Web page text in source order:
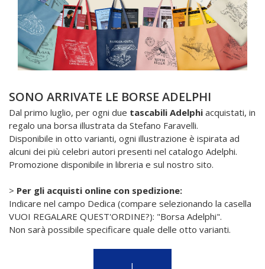
SONO ARRIVATE LE BORSE ADELPHI
Dal primo luglio, per ogni due tascabili Adelphi acquistati, in
regalo una borsa illustrata da Stefano Faravelli.
Disponibile in otto varianti, ogni illustrazione è ispirata ad
alcuni dei più celebri autori presenti nel catalogo Adelphi.
Promozione disponibile in libreria e sul nostro sito.
> Per gli acquisti online con spedizione:
Indicare nel campo Dedica (compare selezionando la casella
VUOI REGALARE QUEST'ORDINE?): "Borsa Adelphi".
Non sarà possibile specificare quale delle otto varianti.
I